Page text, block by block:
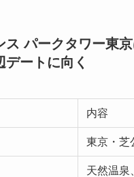
ス パークタワー東
デートに向く
内容
東京・芝
天然温泉